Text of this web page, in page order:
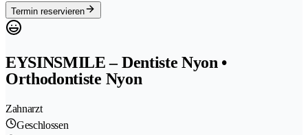
Termin reservieren
EYSINSMILE – Dentiste Nyon •
Orthodontiste Nyon
Zahnarzt
Geschlossen